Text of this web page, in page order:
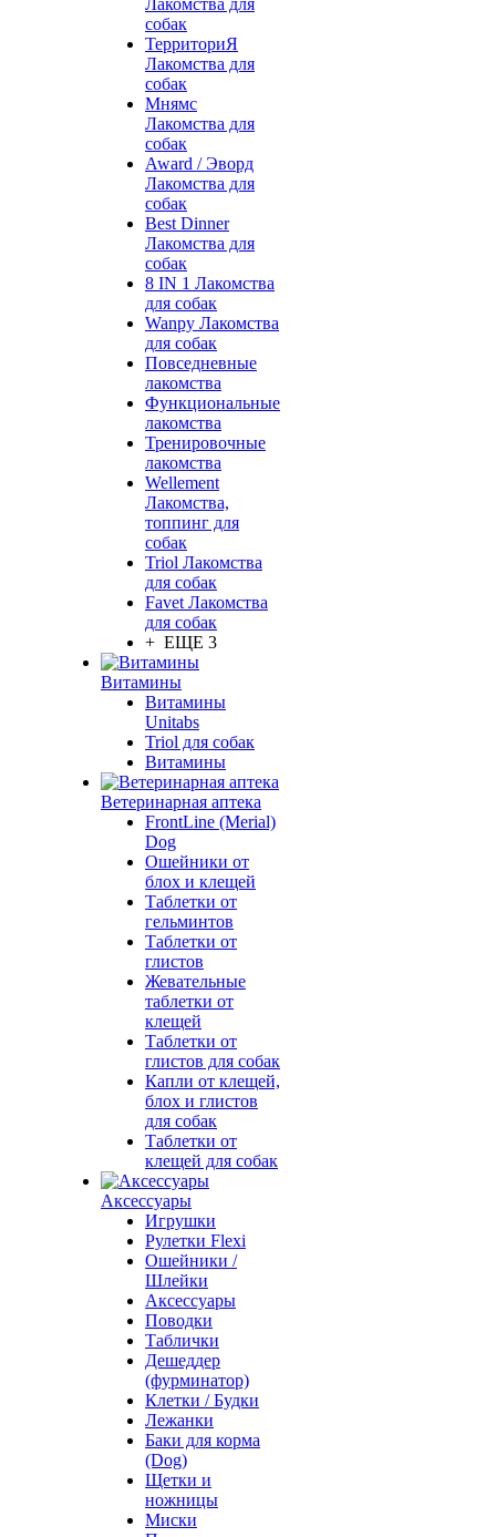
Лакомства для
собак
ТерриториЯ
Лакомства для
собак
Мнямс
Лакомства для
собак
Award / Эворд
Лакомства для
собак
Best Dinner
Лакомства для
собак
8 IN 1 Лакомства
для собак
Wanpy Лакомства
для собак
Повседневные
лакомства
Функциональные
лакомства
Тренировочные
лакомства
Wellement
Лакомства,
топпинг для
собак
Triol Лакомства
для собак
Favet Лакомства
для собак
+ ЕЩЕ 3
Витамины
Витамины
Unitabs
Triol для собак
Витамины
Ветеринарная аптека
FrontLine (Merial)
Dog
Ошейники от
блох и клещей
Таблетки от
гельминтов
Таблетки от
глистов
Жевательные
таблетки от
клещей
Таблетки от
глистов для собак
Капли от клещей,
блох и глистов
для собак
Таблетки от
клещей для собак
Аксессуары
Игрушки
Рулетки Flexi
Ошейники /
Шлейки
Аксессуары
Поводки
Таблички
Дешеддер
(фурминатор)
Клетки / Будки
Лежанки
Баки для корма
(Dog)
Щетки и
ножницы
Миски